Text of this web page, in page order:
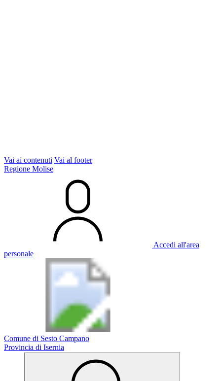
Vai ai contenuti Vai al footer
Regione Molise
Accedi all'area
personale
Comune di Sesto Campano
Provincia di Isernia